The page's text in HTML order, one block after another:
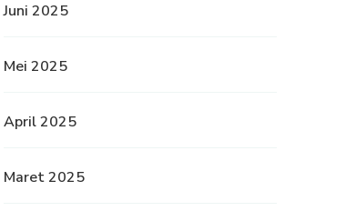
Juni 2025
Mei 2025
April 2025
Maret 2025